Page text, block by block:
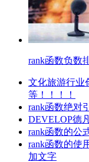
rank函数负数
文化旅游行业
等！！！！
rank函数绝对
DEVELOP德
rank函数的公
rank函数的使
加文字